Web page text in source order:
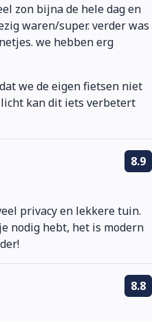
zon bijna de hele dag en
waren/super. verder was
we hebben erg
we de eigen fietsen niet
kan dit iets verbetert
8.9
privacy en lekkere tuin.
nodig hebt, het is modern
8.8